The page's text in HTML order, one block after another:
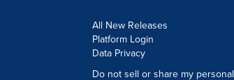
All New Releases
Platform Login
Data Privacy
Do not sell or share my personal